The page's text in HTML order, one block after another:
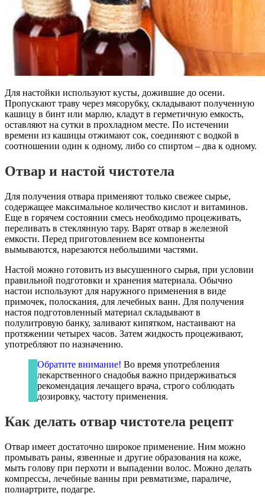
Для настойки используют кусты, дожившие до осени.
Пропускают траву через мясорубку, складывают полученную
кашицу в бинт или марлю, кладут в герметичную емкость,
оставляют на сутки в прохладном месте. По истечении
времени из кашицы отжимают сок, соединяют с водкой в
соотношении один к одному, либо со спиртом – два к одному.
Отвар и настой чистотела
Для получения отвара применяют только свежее сырье,
содержащее максимальное количество кислот и витаминов.
Еще в горячем состоянии смесь необходимо процеживать,
переливать в стеклянную тару. Варят отвар в железной
емкости. Перед приготовлением все компоненты
вымываются, нарезаются небольшими частями.
Настой можно готовить из высушенного сырья, при условии
правильной подготовки и хранения материала. Обычно
настои используют для наружного применения в виде
примочек, полоскания, для лечебных ванн. Для получения
настоя подготовленный материал складывают в
полулитровую банку, заливают кипятком, настаивают на
протяжении четырех часов. Затем жидкость процеживают,
употребляют по назначению.
Обратите внимание! Во время употребления
лекарственного снадобья важно придерживаться
рекомендация лечащего врача, строго соблюдать
дозировку, частоту применения.
Как делать отвар чистотела рецепт
Отвар имеет достаточно широкое применение. Ним можно
промывать раны, язвенные и другие образования на коже,
мыть голову при перхоти и выпадении волос. Можно делать
компрессы, лечебные ванны при ревматизме, параличе,
полиартрите, подагре.